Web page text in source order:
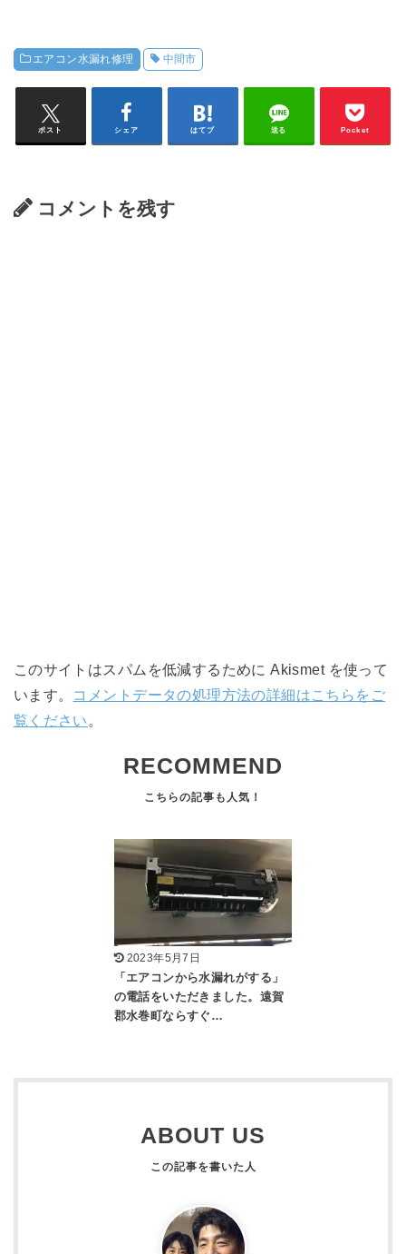
エアコン水漏れ修理 中間市
ポスト シェア はてブ 送る Pocket
コメントを残す
このサイトはスパムを低減するために Akismet を使って
います。 コメントデータの処理方法の詳細はこちらをご
覧ください 。
RECOMMEND
2023年5月7日
「エアコンから水漏れがする」
の電話をいただきました。遠賀
郡水巻町ならすぐ…
ABOUT US